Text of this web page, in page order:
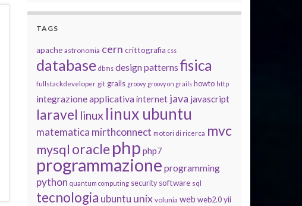
TAGS
apache astronomia cern crittografia css
database dbms design patterns fisica
fullstackdeveloper git grails groovy groovy on grails howto http
integrazione applicativainternet java javascript
laravel linux linux ubuntu
matematica mirthconnect motori di ricerca mvc
mysql oracle php php7
programmazione programming
python quantum computing security software sql
tecnologia ubuntu unix volunia web web2.0 yii